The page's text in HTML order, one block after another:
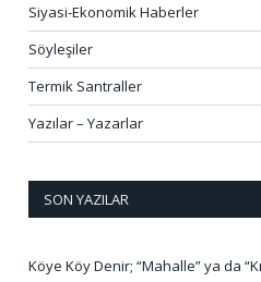
Siyasi-Ekonomik Haberler
Söyleşiler
Termik Santraller
Yazılar – Yazarlar
SON YAZILAR
Köye Köy Denir; “Mahalle” ya da